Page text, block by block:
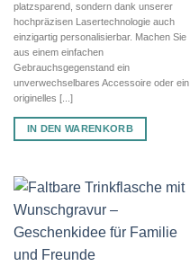
platzsparend, sondern dank unserer
hochpräzisen Lasertechnologie auch
einzigartig personalisierbar. Machen Sie
aus einem einfachen
Gebrauchsgegenstand ein
unverwechselbares Accessoire oder ein
originelles [...]
IN DEN WARENKORB